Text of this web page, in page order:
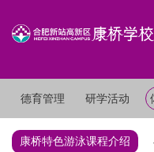
德育管理 研学活动
康桥特色游泳课程介绍